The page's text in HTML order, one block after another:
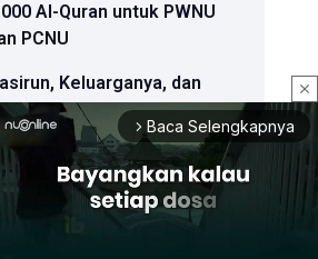
close
arrow_forward_ios Baca Selengkapnya
Al-Quran untuk PWNU
PCNU
Keluarganya, dan
Alnizar Dilantik sebagai
Unusia Periode 2026–